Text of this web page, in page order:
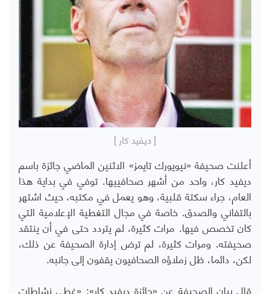
[ ديفيد كار ]
أعلنت صحيفة «نيويورك تايمز» الاثنين الماضي جائزة باسم
ديفيد كار، واحد من أشهر صحافييها. توفي في بداية هذا
العام، جراء سكتة قلبية، وهو يعمل في مكتبه، حيث اشتهر
بالتفاني والصدق. خاصة في مجال التغطية الإعلامية التي
كان تخصص فيها. مرات كثيرة، لم يتردد حتى في أن ينتقد
صحيفته. ومرات كثيرة، لم ترض إدارة الصحيفة عن ذلك،
لكن، دائما، ظل زملاؤه الصحافيون يقفون إلى جانبه.
قال بيان الصحيفة عن «جائزة ديفيد كار»: «غطى نشاطات